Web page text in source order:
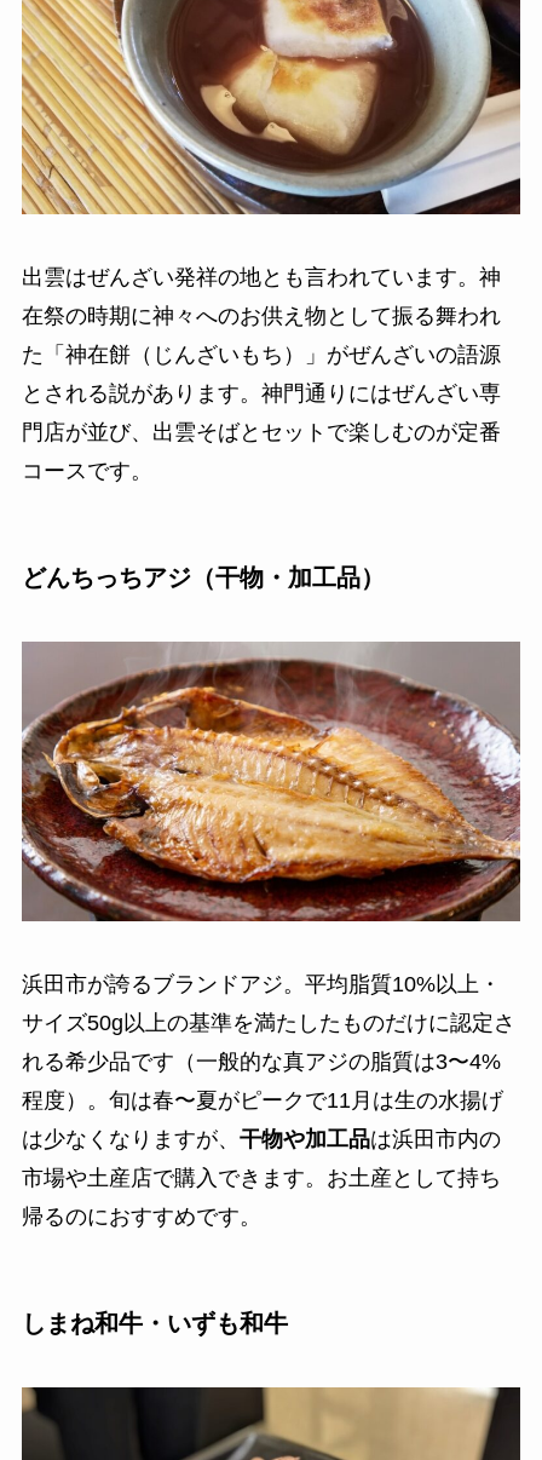
出雲はぜんざい発祥の地とも言われています。神
在祭の時期に神々へのお供え物として振る舞われ
た「神在餅（じんざいもち）」がぜんざいの語源
とされる説があります。神門通りにはぜんざい専
門店が並び、出雲そばとセットで楽しむのが定番
コースです。
どんちっちアジ（干物・加工品）
浜田市が誇るブランドアジ。平均脂質10%以上・
サイズ50g以上の基準を満たしたものだけに認定さ
れる希少品です（一般的な真アジの脂質は3〜4%
程度）。旬は春〜夏がピークで11月は生の水揚げ
は少なくなりますが、 干物や加工品は浜田市内の
市場や土産店で購入できます。お土産として持ち
帰るのにおすすめです。
しまね和牛・いずも和牛